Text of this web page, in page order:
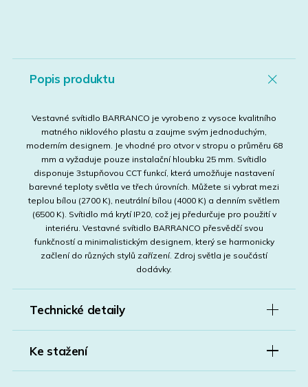
Popis produktu
Vestavné svítidlo BARRANCO je vyrobeno z vysoce kvalitního
matného niklového plastu a zaujme svým jednoduchým,
moderním designem. Je vhodné pro otvor v stropu o průměru 68
mm a vyžaduje pouze instalační hloubku 25 mm. Svítidlo
disponuje 3stupňovou CCT funkcí, která umožňuje nastavení
barevné teploty světla ve třech úrovních. Můžete si vybrat mezi
teplou bílou (2700 K), neutrální bílou (4000 K) a denním světlem
(6500 K). Svítidlo má krytí IP20, což jej předurčuje pro použití v
interiéru. Vestavné svítidlo BARRANCO přesvědčí svou
funkčností a minimalistickým designem, který se harmonicky
začlení do různých stylů zařízení. Zdroj světla je součástí
dodávky.
Technické detaily
Ke stažení